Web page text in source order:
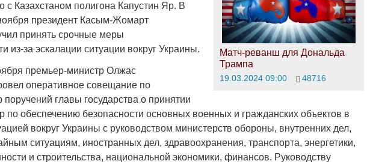
Матч-реванш для Дональда
Трампа
19.03.2024 09:00 48716
с Казахстаном полигона Капустин Яр. В
президент Касым-Жомарт
принять срочные меры
из-за эскалации ситуации вокруг Украины.
премьер-министр Олжас
оперативное совещание по
главы государства о принятии
по обеспечению безопасности основных военных и гражданских объектов в
вокруг Украины с руководством министерств обороны, внутренних дел,
ситуациям, иностранных дел, здравоохранения, транспорта, энергетики,
и строительства, национальной экономики, финансов. Руководству
08.11.2024 09:00 50969